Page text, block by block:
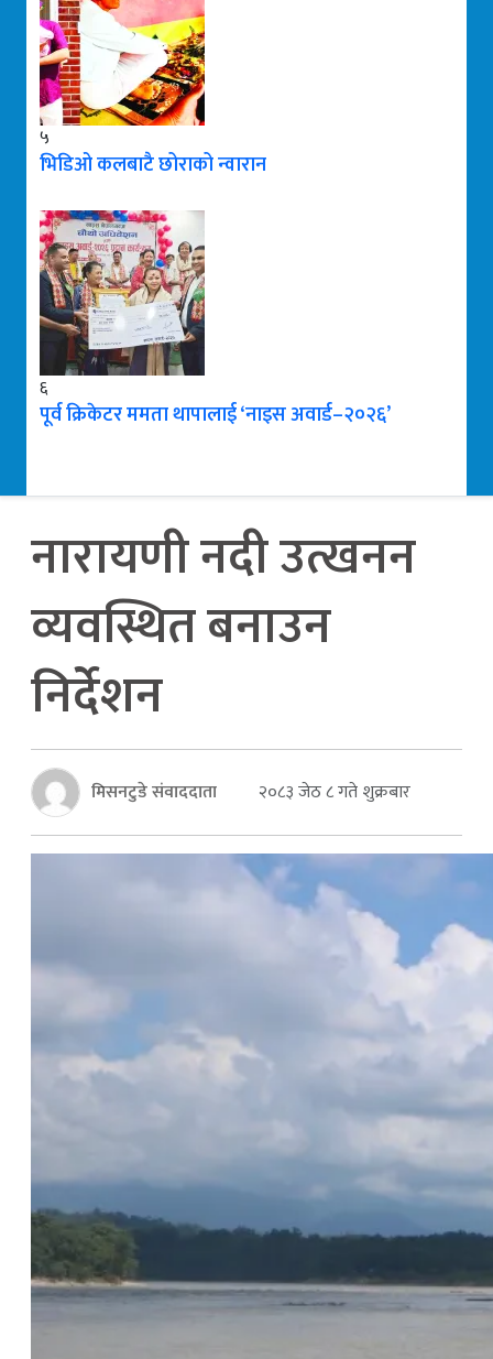
५
भिडिओ कलबाटै छोराको न्वारान
६
पूर्व क्रिकेटर ममता थापालाई ‘नाइस अवार्ड–२०२६’
नारायणी नदी उत्खनन
व्यवस्थित बनाउन
निर्देशन
मिसनटुडे संवाददाता २०८३ जेठ ८ गते शुक्रबार